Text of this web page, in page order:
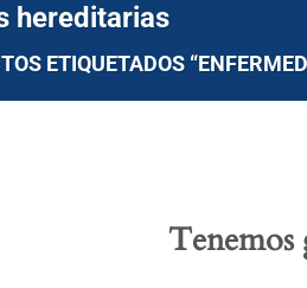
hereditarias
ETIQUETADOS
Tenemos